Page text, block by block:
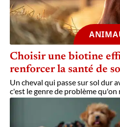
Choisir une biotine
renforcer la santé de
Un cheval qui passe sur sol dur
c'est le genre de problème qu'on